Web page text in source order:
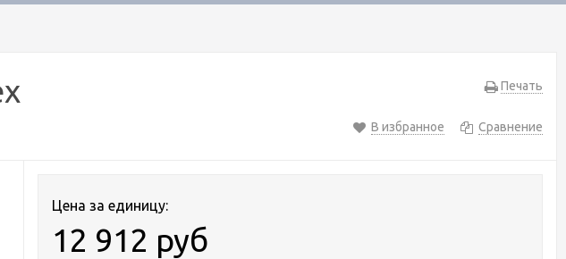
Печать
В избранное Сравнение
Цена за единицу:
12 912 руб